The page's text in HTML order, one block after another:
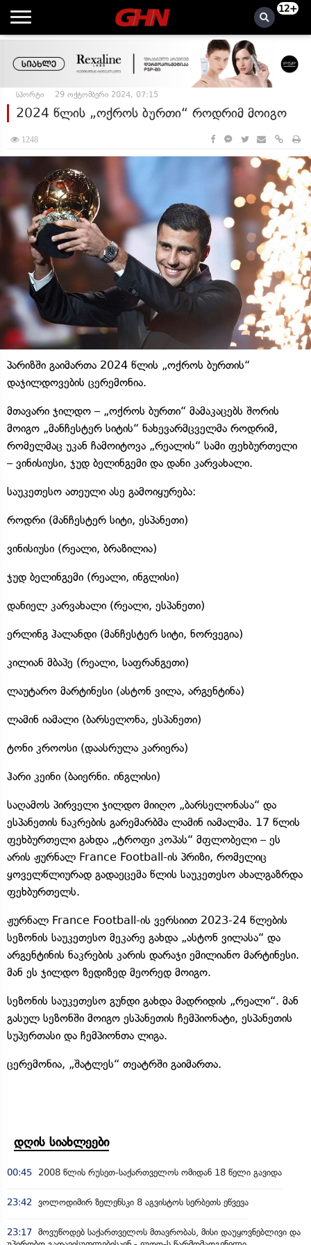
12+
სპორტი 29 ოქტომბერი 2024, 07:15
2024 წლის „ოქროს ბურთი“ როდრიმ მოიგო
1248
პარიზში გაიმართა 2024 წლის „ოქროს ბურთის“
დაჯილდოვების ცერემონია.
მთავარი ჯილდო – „ოქროს ბურთი“ მამაკაცებს შორის
მოიგო „მანჩესტერ სიტის“ ნახევარმცველმა როდრიმ,
რომელმაც უკან ჩამოიტოვა „რეალის“ სამი ფეხბურთელი
– ვინისიუსი, ჯუდ ბელინგემი და დანი კარვახალი.
საუკეთესო ათეული ასე გამოიყურება:
როდრი (მანჩესტერ სიტი, ესპანეთი)
ვინისიუსი (რეალი, ბრაზილია)
ჯუდ ბელინგემი (რეალი, ინგლისი)
დანიელ კარვახალი (რეალი, ესპანეთი)
ერლინგ ჰალანდი (მანჩესტერ სიტი, ნორვეგია)
კილიან მბაპე (რეალი, საფრანგეთი)
ლაუტარო მარტინესი (ასტონ ვილა, არგენტინა)
ლამინ იამალი (ბარსელონა, ესპანეთი)
ტონი კროოსი (დაასრულა კარიერა)
ჰარი კეინი (ბაიერნი. ინგლისი)
საღამოს პირველი ჯილდო მიიღო „ბარსელონასა“ და
ესპანეთის ნაკრების გარემარბმა ლამინ იამალმა. 17 წლის
ფეხბურთელი გახდა „ტროფი კოპას“ მფლობელი – ეს
არის ჟურნალ France Football-ის პრიზი, რომელიც
ყოველწლიურად გადაეცემა წლის საუკეთესო ახალგაზრდა
ფეხბურთელს.
ჟურნალ France Football-ის ვერსიით 2023-24 წლების
სეზონის საუკეთესო მეკარე გახდა „ასტონ ვილასა“ და
არგენტინის ნაკრების კარის დარაჯი ემილიანო მარტინესი.
მან ეს ჯილდო ზედიზედ მეორედ მოიგო.
სეზონის საუკეთესო გუნდი გახდა მადრიდის „რეალი“. მან
გასულ სეზონში მოიგო ესპანეთის ჩემპიონატი, ესპანეთის
სუპერთასი და ჩემპიონთა ლიგა.
ცერემონია, „შატლეს“ თეატრში გაიმართა.
დღის სიახლეები
00:45 2008 წლის რუსეთ-საქართველოს ომიდან 18 წელი გავიდა
23:42 ვოლოდიმირ ზელენსკი 8 აგვისტოს სერბეთს ეწვევა
23:17 მოვუწოდებ საქართველოს მთავრობას, მისი დაუყოვნებლივი და